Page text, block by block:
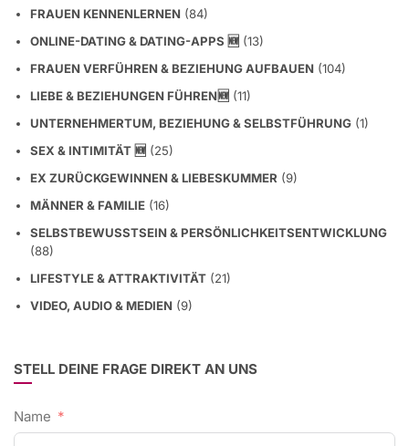
FRAUEN KENNENLERNEN (84)
ONLINE-DATING & DATING-APPS 🆕 (13)
FRAUEN VERFÜHREN & BEZIEHUNG AUFBAUEN (104)
LIEBE & BEZIEHUNGEN FÜHREN🆕 (11)
UNTERNEHMERTUM, BEZIEHUNG & SELBSTFÜHRUNG (1)
SEX & INTIMITÄT 🆕 (25)
EX ZURÜCKGEWINNEN & LIEBESKUMMER (9)
MÄNNER & FAMILIE (16)
SELBSTBEWUSSTSEIN & PERSÖNLICHKEITSENTWICKLUNG
(88)
LIFESTYLE & ATTRAKTIVITÄT (21)
VIDEO, AUDIO & MEDIEN (9)
STELL DEINE FRAGE DIREKT AN UNS
Name